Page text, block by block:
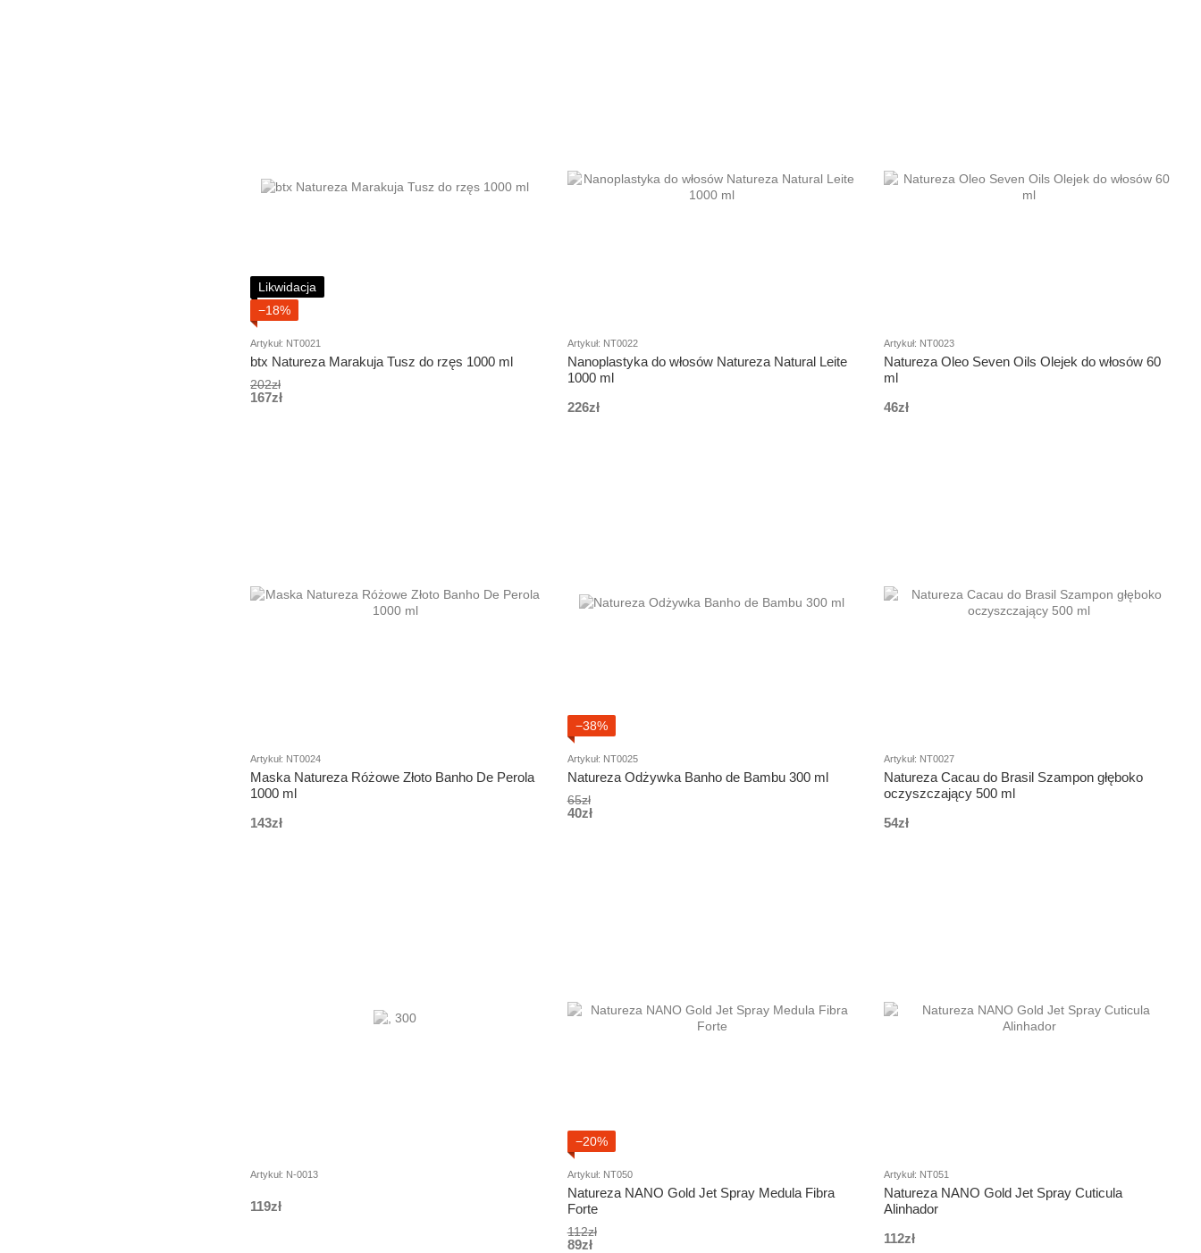
Likwidacja
−18%
Artykuł: NT0021
btx Natureza Marakuja Tusz do rzęs 1000 ml
202zł
167zł
Artykuł: NT0022
Nanoplastyka do włosów Natureza Natural Leite
1000 ml
226zł
Artykuł: NT0023
Natureza Oleo Seven Oils Olejek do włosów 60
ml
46zł
Artykuł: NT0024
Maska Natureza Różowe Złoto Banho De Perola
1000 ml
143zł
−38%
Artykuł: NT0025
Natureza Odżywka Banho de Bambu 300 ml
65zł
40zł
Artykuł: NT0027
Natureza Cacau do Brasil Szampon głęboko
oczyszczający 500 ml
54zł
Artykuł: N-0013
119zł
−20%
Artykuł: NT050
Natureza NANO Gold Jet Spray Medula Fibra
Forte
112zł
89zł
Artykuł: NT051
Natureza NANO Gold Jet Spray Cuticula
Alinhador
112zł